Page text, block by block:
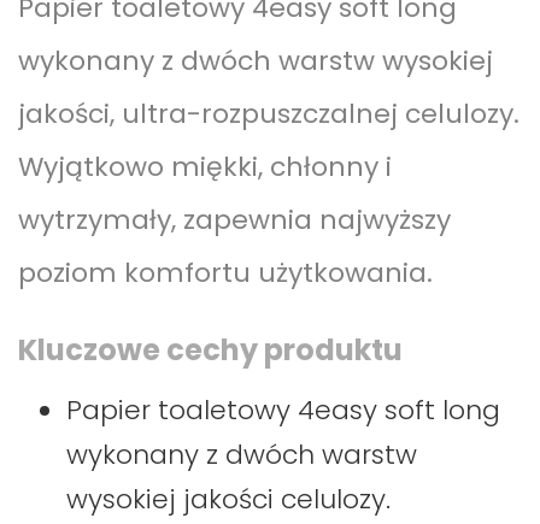
Papier toaletowy 4easy soft long
wykonany z dwóch warstw wysokiej
jakości, ultra-rozpuszczalnej celulozy.
Wyjątkowo miękki, chłonny i
wytrzymały, zapewnia najwyższy
poziom komfortu użytkowania.
Kluczowe cechy produktu
Papier toaletowy 4easy soft long
wykonany z dwóch warstw
wysokiej jakości celulozy.